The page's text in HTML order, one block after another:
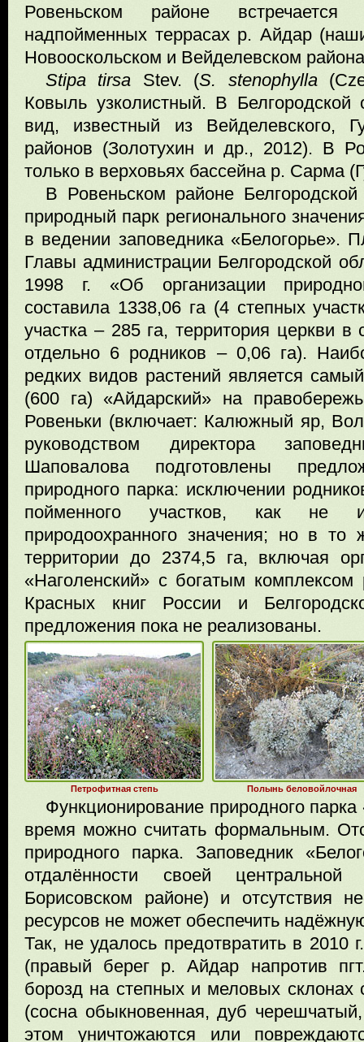
Ровеньском районе
надпойменных террасах р. Айдар
Новооскольском и Вейделевском
Stipa tirsa Stev. (S. stenophylla
Ковыль узколистный. В Белгородской
вид, известный из Вейделевского,
районов (Золотухин и др., 2012). В
только в верховьях бассейна р. Сарма
В Ровеньском районе
природный парк регионального
в ведении заповедника «Белогорье».
Главы администрации Белгородской
1998 г. «Об организации
составила 1338,06 га (4 степных
участка – 285 га, территория церкви
отдельно 6 родников – 0,06 га).
редких видов растений является
(600 га) «Айдарский» на
Ровеньки (включает: Калюжный яр,
руководством директора
Шаповалова подготовлены
природного парка: исключении
пойменного участков, как не
природоохранного значения; но в
территории до 2374,5 га, включая
«Наголенский» с богатым комплексом
Красных книг России и
предложения пока не реализованы.
Петрофитная степь Полынь беловойлочная
Функционирование природного
время можно считать формальным.
природного парка. Заповедник
отдалённости своей
Борисовском районе) и отсутствия
ресурсов не может обеспечить
Так, не удалось предотвратить в 2010
(правый берег р. Айдар напротив
борозд на степных и меловых склонах
(сосна обыкновенная, дуб
этом уничтожаются или